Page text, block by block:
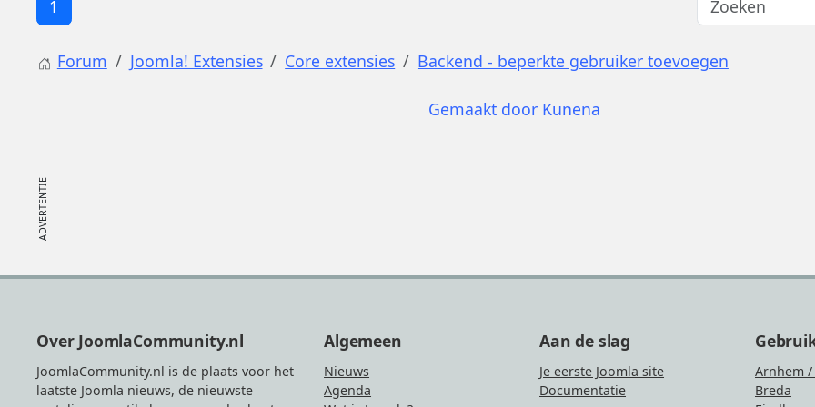
1
Forum Joomla! Extensies Core extensies Backend - beperkte gebruiker toevoegen
Gemaakt door Kunena
Over JoomlaCommunity.nl
JoomlaCommunity.nl is de plaats voor het
laatste Joomla nieuws, de nieuwste
Algemeen
Nieuws
Agenda
Aan de slag
Je eerste Joomla site
Documentatie
Arnhem
Breda